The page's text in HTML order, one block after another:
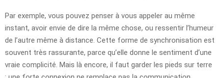
Par exemple, vous pouvez penser à vous appeler au même
instant, avoir envie de dire la même chose, ou ressentir l’humeur
de l’autre même à distance. Cette forme de synchronisation est
souvent très rassurante, parce qu’elle donne le sentiment d’une
vraie complicité. Mais là encore, il faut garder les pieds sur terre